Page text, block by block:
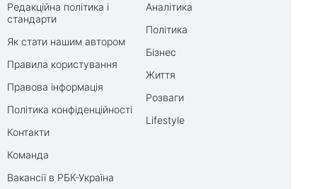
Редакційна політика і
стандарти
Як стати нашим автором
Правила користування
Правова інформація
Політика конфіденційності
Контакти
Команда
Вакансії в РБК-Україна
Аналітика
Політика
Бізнес
Життя
Розваги
Lifestyle